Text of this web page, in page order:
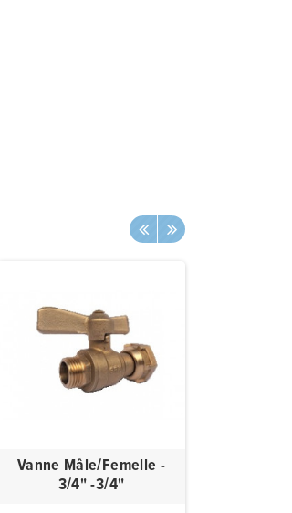
Vanne Mâle/Femelle -
3/4" -3/4"